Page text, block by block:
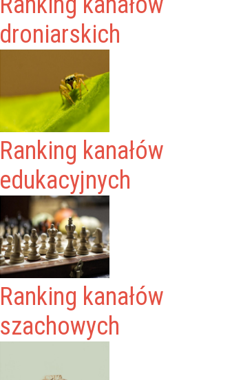
droniarskich
Ranking kanałów
edukacyjnych
Ranking kanałów
szachowych